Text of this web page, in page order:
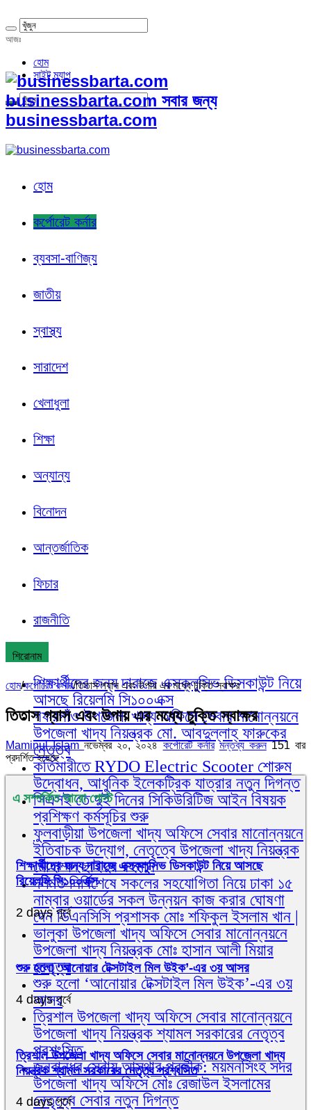
আজঃ
হোম
সাইট ম্যাপ
businessbarta.com সবার জন্য
businessbarta.com
হোম
কর্পোরেট কর্নার
ব্যবসা-বাণিজ্য
জাতীয়
স্বাস্থ্য
সারাদেশ
খেলাধুলা
শিক্ষা
অন্যান্য
বিনোদন
আন্তর্জাতিক
ফিচার
রাজনীতি
শিরোনাম
শিক্ষার্থীদের জন্য দারাজে এক্সক্লুসিভ ডিসকাউন্ট নিয়ে
আসছে রিয়েলমি সি১০০এক্স
গফরগাঁও উপজেলা খাদ্য অফিসে সেবার মানোন্নয়নে
উপজেলা খাদ্য নিয়ন্ত্রক মো. আবদুল্লাহ্ ফারুকের
নেতৃত্ব
কর্তিমারীতে RYDO Electric Scooter শোরুম
উদ্বোধন, আধুনিক ইলেকট্রিক যাত্রার নতুন দিগন্ত
সিএসই তে দুই দিনের সিকিউরিটিজ আইন বিষয়ক
প্রশিক্ষণ কর্মসূচির শুরু
ফুলবাড়ীয়া উপজেলা খাদ্য অফিসে সেবার মানোন্নয়নে
ইতিবাচক উদ্যোগ, নেতৃত্বে উপজেলা খাদ্য নিয়ন্ত্রক
মোহাম্মদ ছাইদুর রহমান
দলমত নির্বিশেষে সকলের সহযোগিতা নিয়ে ঢাকা ১৫
নাম্বার ওয়ার্ডের সকল উন্নয়ন কাজ করার ঘোষণা
দেন ডিএনসিসি প্রশাসক মোঃ শফিকুল ইসলাম খান |
ভালুকা উপজেলা খাদ্য অফিসে সেবার মানোন্নয়নে
উপজেলা খাদ্য নিয়ন্ত্রক মোঃ হাসান আলী মিয়ার
নেতৃত্ব
শুরু হলো ‘আনোয়ার টেক্সটাইল মিল উইক’-এর ৩য়
আসর
ত্রিশাল উপজেলা খাদ্য অফিসে সেবার মানোন্নয়নে
উপজেলা খাদ্য নিয়ন্ত্রক শ্যামল সরকারের নেতৃত্ব
প্রশংসিত
জনবান্ধব সেবায় আস্থার প্রতীক: ময়মনসিংহ সদর
উপজেলা খাদ্য অফিসে মোঃ রেজাউল ইসলামের
নেতৃত্বে সেবার নতুন দিগন্ত
হোম/কর্পোরেট কর্নার/তিতাস গ্যাস এবং উপায় এর মধ্যে চুক্তি স্বাক্ষর
তিতাস গ্যাস এবং উপায় এর মধ্যে চুক্তি স্বাক্ষর
Maminul Islamনভেম্বর ২০, ২০২৪ কর্পোরেট কর্নার মন্তব্য করুন 151 বার
প্রদর্শিত হয়েছে
এ সম্পর্কিত আরো পোস্ট
শিক্ষার্থীদের জন্য দারাজে এক্সক্লুসিভ ডিসকাউন্ট নিয়ে আসছে
রিয়েলমি সি১০০এক্স
2 days পূর্বে
শুরু হলো ‘আনোয়ার টেক্সটাইল মিল উইক’-এর ৩য় আসর
4 days পূর্বে
ত্রিশাল উপজেলা খাদ্য অফিসে সেবার মানোন্নয়নে উপজেলা খাদ্য
নিয়ন্ত্রক শ্যামল সরকারের নেতৃত্ব প্রশংসিত
4 days পূর্বে